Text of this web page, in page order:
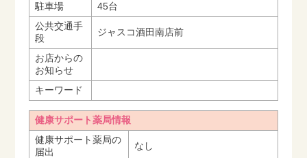
駐車場
45台
公共交通手
段
ジャスコ酒田南店前
お店からの
お知らせ
キーワード
健康サポート薬局情報
健康サポート薬局の
届出
なし